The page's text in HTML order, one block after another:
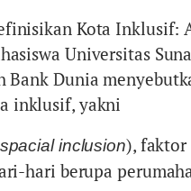
Kota Inklusif:
Universitas
Bank Dunia
inklusif, yakni
spacial inclusion), faktor
hari berupa